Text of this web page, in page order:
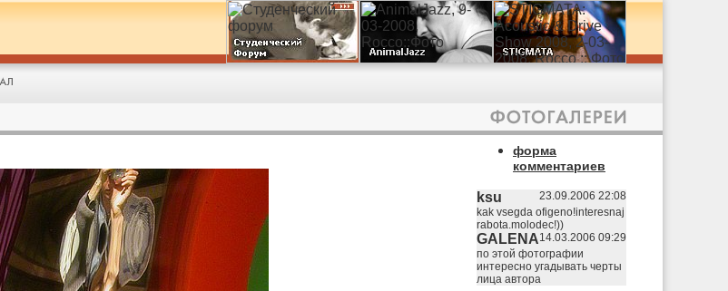
форма
комментариев
ksu
23.09.2006 22:08
kak vsegda ofigeno!interesnaj
rabota.molodec!))
GALENA14.03.2006 09:29
по этой фотографии
интересно угадывать черты
лица автора